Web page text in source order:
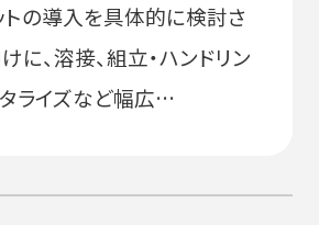
トの導入を具体的に検討さ
に、溶接、組立・ハンドリン
タライズなど幅広…